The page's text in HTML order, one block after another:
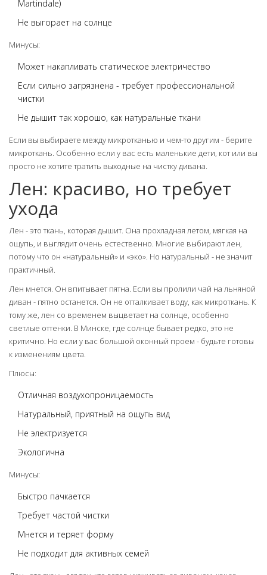
Martindale)
Не выгорает на солнце
Минусы:
Может накапливать статическое электричество
Если сильно загрязнена - требует профессиональной
чистки
Не дышит так хорошо, как натуральные ткани
Если вы выбираете между микротканью и чем-то другим - берите
микроткань. Особенно если у вас есть маленькие дети, кот или вы
просто не хотите тратить выходные на чистку дивана.
Лен: красиво, но требует
ухода
Лен - это ткань, которая дышит. Она прохладная летом, мягкая на
ощупь, и выглядит очень естественно. Многие выбирают лен,
потому что он «натуральный» и «эко». Но натуральный - не значит
практичный.
Лен мнется. Он впитывает пятна. Если вы пролили чай на льняной
диван - пятно останется. Он не отталкивает воду, как микроткань. К
тому же, лен со временем выцветает на солнце, особенно
светлые оттенки. В Минске, где солнце бывает редко, это не
критично. Но если у вас большой оконный проем - будьте готовы
к изменениям цвета.
Плюсы:
Отличная воздухопроницаемость
Натуральный, приятный на ощупь вид
Не электризуется
Экологична
Минусы:
Быстро пачкается
Требует частой чистки
Мнется и теряет форму
Не подходит для активных семей